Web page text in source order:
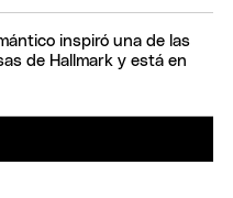
inspiró una de las
de Hallmark y está en